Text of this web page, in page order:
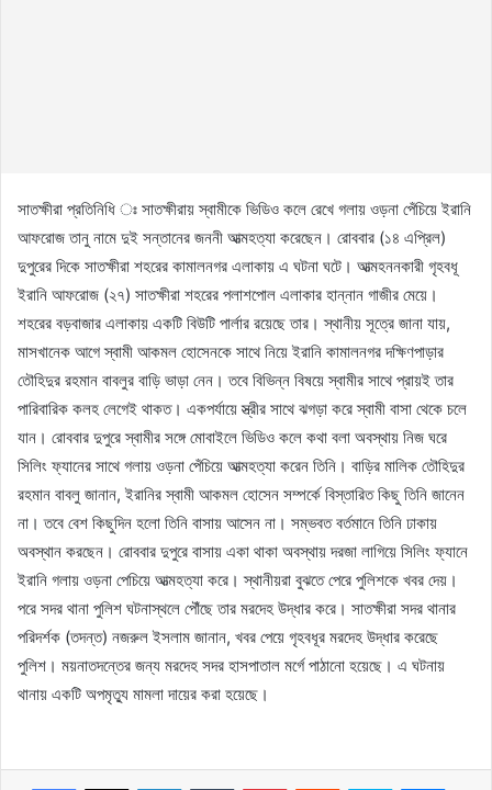
সাতক্ষীরা প্রতিনিধি ঃ সাতক্ষীরায় স্বামীকে ভিডিও কলে রেখে গলায় ওড়না পেঁচিয়ে ইরানি
আফরোজ তানু নামে দুই সন্তানের জননী আত্মহত্যা করেছেন। রোববার (১৪ এপ্রিল)
দুপুরের দিকে সাতক্ষীরা শহরের কামালনগর এলাকায় এ ঘটনা ঘটে। আত্মহননকারী গৃহবধূ
ইরানি আফরোজ (২৭) সাতক্ষীরা শহরের পলাশপোল এলাকার হান্নান গাজীর মেয়ে।
শহরের বড়বাজার এলাকায় একটি বিউটি পার্লার রয়েছে তার। স্থানীয় সূত্রে জানা যায়,
মাসখানেক আগে স্বামী আকমল হোসেনকে সাথে নিয়ে ইরানি কামালনগর দক্ষিণপাড়ার
তৌহিদুর রহমান বাবলুর বাড়ি ভাড়া নেন। তবে বিভিন্ন বিষয়ে স্বামীর সাথে প্রায়ই তার
পারিবারিক কলহ লেগেই থাকত। একপর্যায়ে স্ত্রীর সাথে ঝগড়া করে স্বামী বাসা থেকে চলে
যান। রোববার দুপুরে স্বামীর সঙ্গে মোবাইলে ভিডিও কলে কথা বলা অবস্থায় নিজ ঘরে
সিলিং ফ্যানের সাথে গলায় ওড়না পেঁচিয়ে আত্মহত্যা করেন তিনি। বাড়ির মালিক তৌহিদুর
রহমান বাবলু জানান, ইরানির স্বামী আকমল হোসেন সম্পর্কে বিস্তারিত কিছু তিনি জানেন
না। তবে বেশ কিছুদিন হলো তিনি বাসায় আসেন না। সম্ভবত বর্তমানে তিনি ঢাকায়
অবস্থান করছেন। রোববার দুপুরে বাসায় একা থাকা অবস্থায় দরজা লাগিয়ে সিলিং ফ্যানে
ইরানি গলায় ওড়না পেচিয়ে আত্মহত্যা করে। স্থানীয়রা বুঝতে পেরে পুলিশকে খবর দেয়।
পরে সদর থানা পুলিশ ঘটনাস্থলে পৌঁছে তার মরদেহ উদ্ধার করে। সাতক্ষীরা সদর থানার
পরিদর্শক (তদন্ত) নজরুল ইসলাম জানান, খবর পেয়ে গৃহবধূর মরদেহ উদ্ধার করেছে
পুলিশ। ময়নাতদন্তের জন্য মরদেহ সদর হাসপাতাল মর্গে পাঠানো হয়েছে। এ ঘটনায়
থানায় একটি অপমৃত্যু মামলা দায়ের করা হয়েছে।